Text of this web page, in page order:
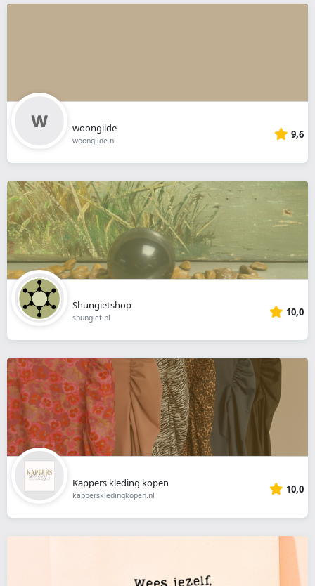
woongilde
woongilde.nl 9,6
Shungietshop
shungiet.nl 10,0
Kappers kleding kopen
kapperskledingkopen.nl 10,0